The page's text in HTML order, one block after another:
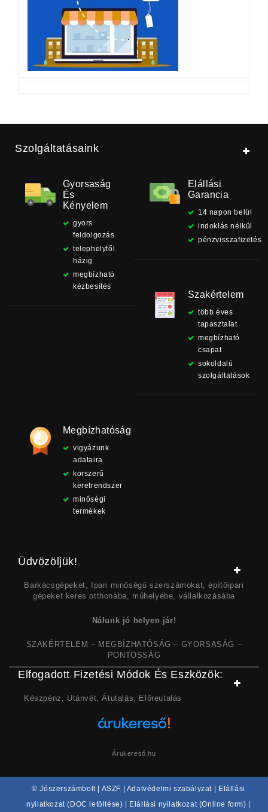
Szolgáltatásaink
Gyorsaság
És
Kényelem
gyors
feldolgozás
telephelytől
házig
megbízható
kézbesítés
Elállási
Garancia
14 napon belül
indoklás nélkül
pénzvisszafizetés
Szakértelem
több éves
tapasztalat
megbízható
csapat
sokoldalú
szolgáltatások
Megbízhatóság
vigyázunk
adataira
korszerű
keretrendszer
minőségi
termékek
Üdvözöljük!
Barkácsgépeket, Ipari minőségű szerszámokat, építőipari
gépeket keres otthonába, műhelyébe, vállalkozásába
Nálunk jó helyen jár!
SZAKÉRTELEM – MEGBÍZHATÓSÁG – GYORSASÁG –
PONTOSSÁG
Elfogadott Fizetési Módok És Eszközök:
Készpénz, Utánvét, Átutalás, Előreutalás
Árukereső.hu
© Jószerszámbolt | ASZF Adatvédelmi szabályzat
Elállási
nyilatkozat (DOC letöltése)
Elállási nyilatkozat (Online form)